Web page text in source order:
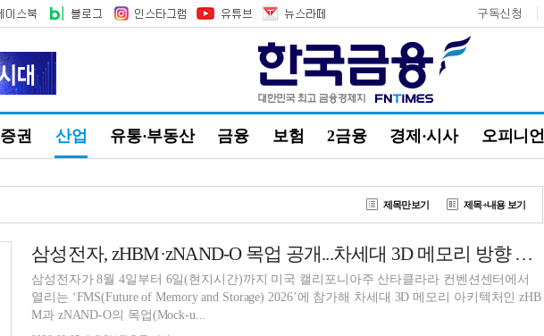
구독신청
증권 산업 유통·부동산 금융 보험 2금융 경제·시사 오피니언
제목만보기 제목+내용 보기
삼성전자, zHBM·zNAND-O 목업 공개...차세대 3D 메모리 방향 제시
삼성전자가 8월 4일부터 6일(현지시간)까지 미국 캘리포니아주 산타클라라 컨벤션센터에서
열리는 ‘FMS(Future of Memory and Storage) 2026’에 참가해 차세대 3D 메모리 아키텍처인 zHB
M과 zNAND-O의 목업(Mock-u...